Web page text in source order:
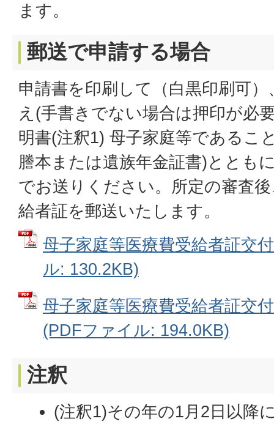
ます。
郵送で申請する場合
申請書を印刷して（白黒印刷可
え(手書きでない場合は押印が必
明書(注釈1) 母子家庭等であるこ
謄本または遺族年金証書)ととも
でお送りください。所定の審査
給者証を郵送いたします。
母子家庭等医療費受給者証交
ル: 130.2KB)
母子家庭等医療費受給者証交
(PDFファイル: 194.0KB)
注釈
(注釈1)その年の1月2日以降